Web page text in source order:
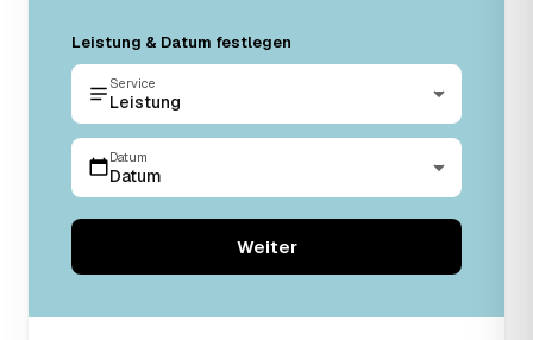
Leistung & Datum festlegen
Service
Leistung
Datum
Datum
Weiter